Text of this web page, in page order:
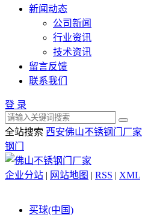
新闻动态
公司新闻
行业资讯
技术资讯
留言反馈
联系我们
登 录
全站搜索 西安佛山不锈钢门厂家
钢门
企业分站 | 网站地图 | RSS | XML
买球(中国)